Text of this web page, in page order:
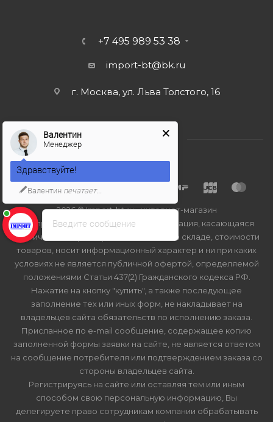
+7 495 989 53 38
import-bt@bk.ru
г. Москва, ул. Льва Толстого, 16
2026 © Import-bt.ru - интернет-магазин
Вся представленная на сайте информация, касающаяся
технических характеристик, наличия на складе, стоимости
товаров, носит информационный характер и ни при каких
условиях не является публичной офертой, определяемой
положениями Статьи 437(2) Гражданского кодекса РФ.
Нажатие на кнопку "купить", а также последующее
заполнение тех или иных форм, не накладывает на
владельцев сайта обязательств по исполнению заказа.
Присланное по e-mail сообщение, содержащее копию
заполненной формы заявки на сайте, не является ответом
на сообщение потребителя или подтверждением заказа со
стороны владельцев сайта.
Регистрируясь на сайте или оставляя тем или иным
способом свою персональную информацию, Вы
делегируете право сотрудникам компании обрабатывать
Введите сообщение
Валентин
Менеджер
Здравствуйте!
Валентин печатает...